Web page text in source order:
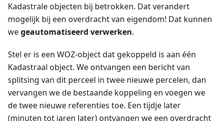
Kadastrale objecten bij betrokken. Dat verandert
mogelijk bij een overdracht van eigendom! Dat kunnen
wegeautomatiseerd verwerken.
Stel er is een WOZ-object dat gekoppeld is aan één
Kadastraal object. We ontvangen een bericht van
splitsing van dit perceel in twee nieuwe percelen, dan
vervangen we de bestaande koppeling en voegen we
de twee nieuwe referenties toe. Een tijdje later
(minuten tot jaren later) ontvangen we een overdracht